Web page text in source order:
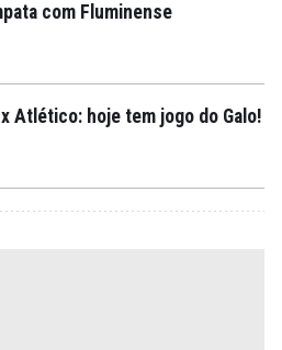
com Fluminense
Atlético: hoje tem jogo do Galo!